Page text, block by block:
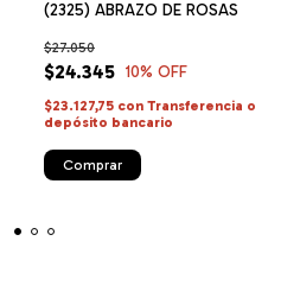
(2325) ABRAZO DE ROSAS
$24.345
$27.050
10% OFF
$23.127,75 con Transferencia o
depósito bancario
Comprar